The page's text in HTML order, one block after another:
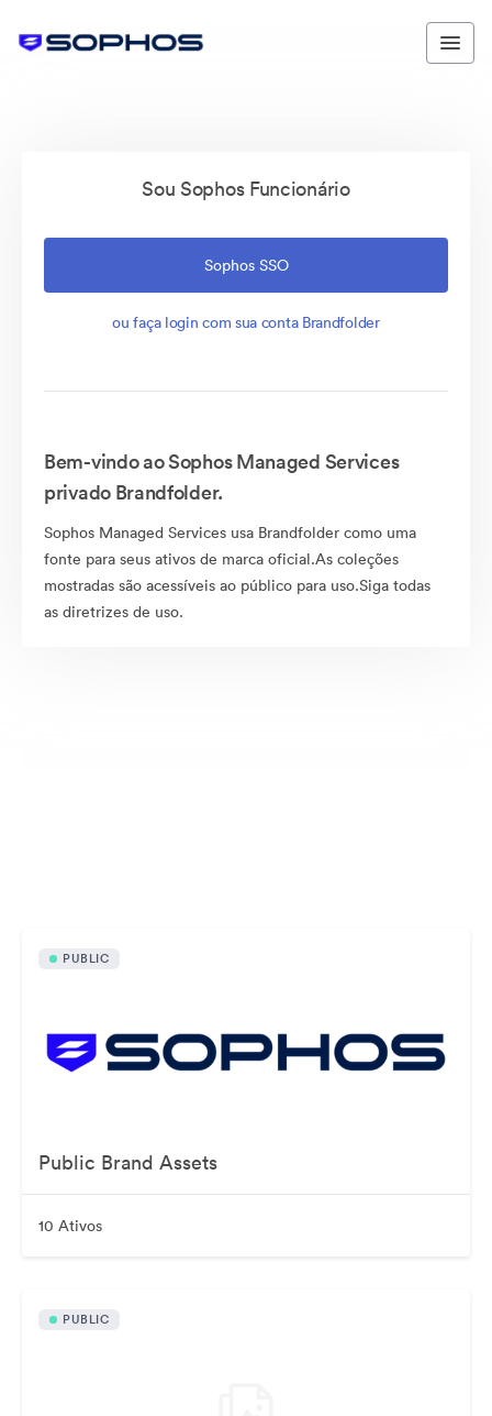
Sou Sophos Funcionário
Sophos SSO
ou faça login com sua conta Brandfolder
Bem-vindo ao Sophos Managed Services
privado Brandfolder.
Sophos Managed Services usa Brandfolder como uma
fonte para seus ativos de marca oficial.As coleções
mostradas são acessíveis ao público para uso.Siga todas
as diretrizes de uso.
PUBLIC
Public Brand Assets
10 Ativos
PUBLIC